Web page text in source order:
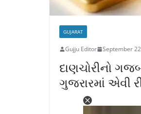
GUJARAT
Gujju Editor September
દાણચોરીનો
ગુજરારમાં એવી